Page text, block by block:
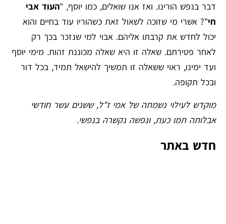
דבר בנפש הורינו. ואז אנו שואלים, כמו יוסף, "העוד אבי
חי"? אשרי מי שזוכה לשאול זאת כשהוריו עוד בחיים והוא
יכול לחדש את קרבתו אליהם. אבוי למי שנזכר בכך רק
לאחר פטירתם. שאלה זו היא שאלה מכוננת זהות. מימי יוסף
ועד ימינו, ראוי ששאלה זו תמשיך להישאל תמיד, בכל דור
ובכל תקופה.
מוקדש לעילוי נשמתה של אמי ז"ל, ששנים עשר חודשי
אבלותה תמו כעת, ונפשה נקשרה בנפשי.
חדש באתר